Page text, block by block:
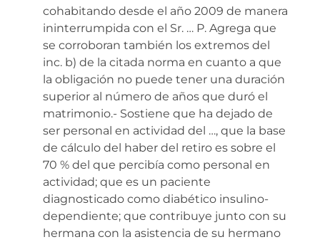
cohabitando desde el año 2009 de manera
ininterrumpida con el Sr. … P. Agrega que
se corroboran también los extremos del
inc. b) de la citada norma en cuanto a que
la obligación no puede tener una duración
superior al número de años que duró el
matrimonio.- Sostiene que ha dejado de
ser personal en actividad del …, que la base
de cálculo del haber del retiro es sobre el
70 % del que percibía como personal en
actividad; que es un paciente
diagnosticado como diabético insulino-
dependiente; que contribuye junto con su
hermana con la asistencia de su hermano